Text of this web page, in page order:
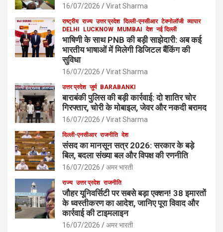
16/07/2026 Virat Sharma
राष्ट्रीय राज्य उत्तर प्रदेश दिल्ली-एनसीआर टेक्नोलॉजी व्यापार
DELHI
LUCKNOW MUMBAI देश नई दिल्ली
भाषिणी के साथ PNB की बड़ी साझेदारी: अब कई
भारतीय भाषाओं में मिलेगी डिजिटल बैंकिंग की
सुविधा
16/07/2026 Virat Sharma
उत्तर प्रदेश जुर्म BARABANKI
बाराबंकी पुलिस की बड़ी कार्रवाई: दो शातिर चोर
गिरफ्तार, चोरी के मोबाइल, जेवर और नकदी बरामद
16/07/2026 Virat Sharma
दिल्ली-एनसीआर राजनीति देश
संसद का मानसून सत्र 2026: सरकार के बड़े
बिल, बदला संख्या बल और विपक्ष की रणनीति
16/07/2026 अमर भारती
राज्य उत्तर प्रदेश राजनीति
जौहर यूनिवर्सिटी पर सबसे बड़ा एक्शन! 38 इमारतों
के ध्वस्तीकरण का आदेश, जानिए पूरा विवाद और
कार्रवाई की टाइमलाइन
16/07/2026 अमर भारती